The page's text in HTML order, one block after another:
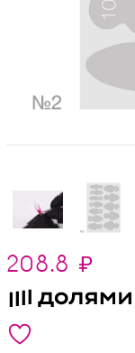
208.8 ₽